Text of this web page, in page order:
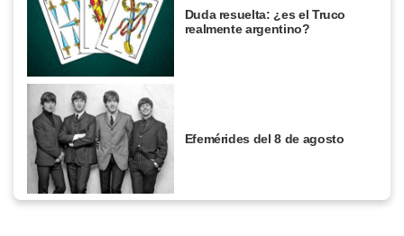
Duda resuelta: ¿es el Truco
realmente argentino?
Efemérides del 8 de agosto